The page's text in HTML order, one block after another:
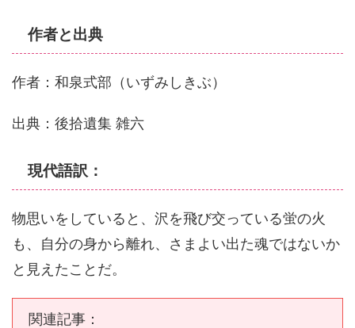
作者と出典
作者：和泉式部（いずみしきぶ）
出典：後拾遺集 雑六
現代語訳：
物思いをしていると、沢を飛び交っている蛍の火
も、自分の身から離れ、さまよい出た魂ではないか
と見えたことだ。
関連記事：